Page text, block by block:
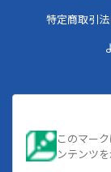
特定商取引
このマー
ンテンツ